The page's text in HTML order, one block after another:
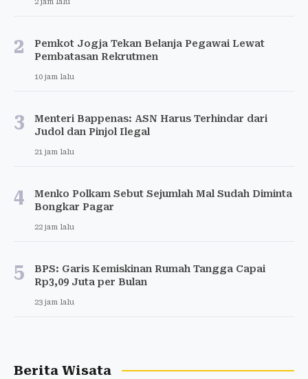
2
Pemkot Jogja Tekan Belanja Pegawai Lewat
Pembatasan Rekrutmen
10 jam lalu
3
Menteri Bappenas: ASN Harus Terhindar dari
Judol dan Pinjol Ilegal
21 jam lalu
4
Menko Polkam Sebut Sejumlah Mal Sudah Diminta
Bongkar Pagar
22 jam lalu
5
BPS: Garis Kemiskinan Rumah Tangga Capai
Rp3,09 Juta per Bulan
23 jam lalu
Berita Wisata